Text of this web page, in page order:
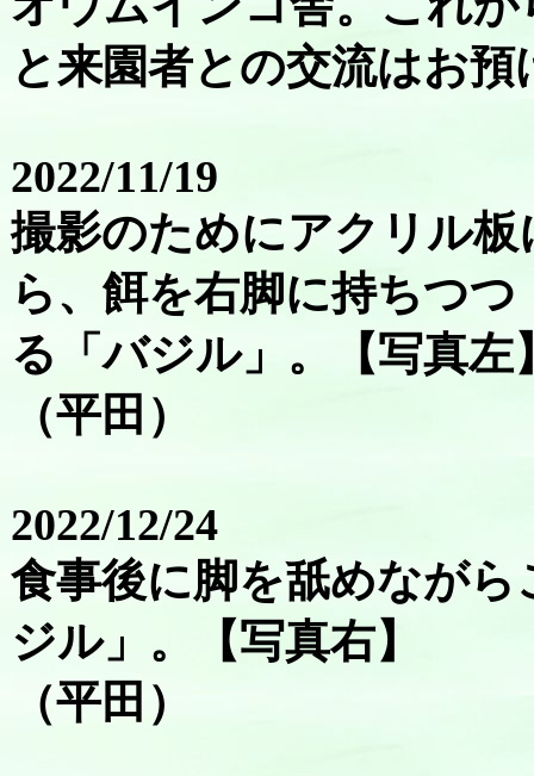
と来園者との交流はお預
2022/11/19
撮影のためにアクリル
ら、餌を右脚に持ちつ
る「バジル」。【写真左
（平田）
2022/12/24
食事後に脚を舐めなが
ジル」。【写真右】
（平田）